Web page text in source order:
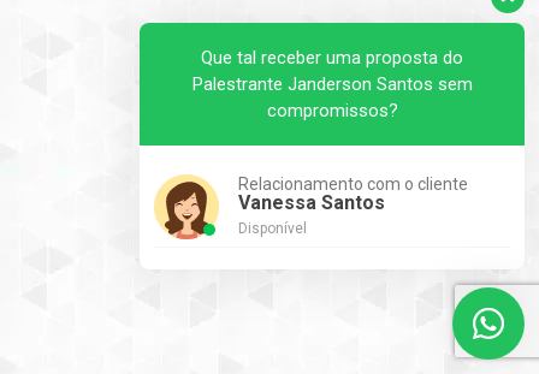
Que tal receber uma proposta do
Palestrante Janderson Santos sem
compromissos?
Relacionamento com o cliente
Vanessa Santos
Disponível